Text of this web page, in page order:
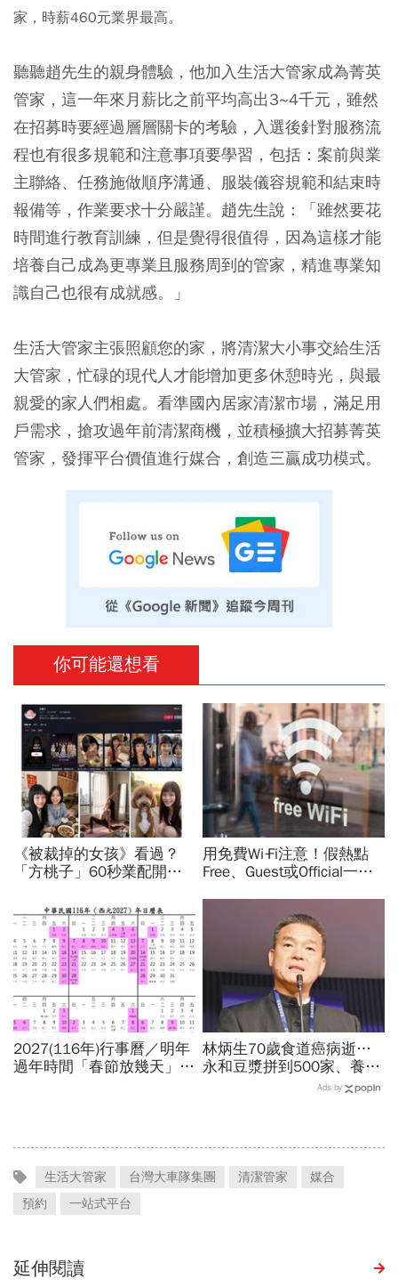
家，時薪460元業界最高。
聽聽趙先生的親身體驗，他加入生活大管家成為菁英
管家，這一年來月薪比之前平均高出3~4千元，雖然
在招募時要經過層層關卡的考驗，入選後針對服務流
程也有很多規範和注意事項要學習，包括：案前與業
主聯絡、任務施做順序溝通、服裝儀容規範和結束時
報備等，作業要求十分嚴謹。趙先生說：「雖然要花
時間進行教育訓練，但是覺得很值得，因為這樣才能
培養自己成為更專業且服務周到的管家，精進專業知
識自己也很有成就感。」
生活大管家主張照顧您的家，將清潔大小事交給生活
大管家，忙碌的現代人才能增加更多休憩時光，與最
親愛的家人們相處。看準國內居家清潔市場，滿足用
戶需求，搶攻過年前清潔商機，並積極擴大招募菁英
管家，發揮平台價值進行媒合，創造三贏成功模式。
你可能還想看
《被裁掉的女孩》看過？
「方桃子」60秒業配開價
演到比真人還真：讓網紅反
學她
用免費Wi‑Fi注意！假熱點
Free、Guest或Official一按
2027(116年)行事曆／明年
過年時間「春節放幾天」、
林炳生70歲食道癌病逝…
永和豆漿拼到500家、養生
愛運動為何罹癌？食道癌初
Ads by
生活大管家 台灣大車隊集團 清潔管家
媒合
預約
一站式平台
延伸閱讀